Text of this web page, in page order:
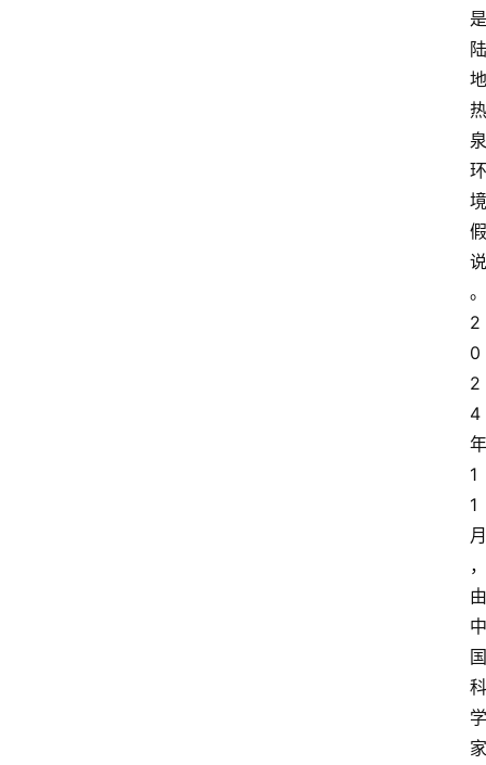
是
陆
地
热
泉
环
境
假
说
。
2
0
2
4
年
1
1
月
，
由
中
国
科
学
家